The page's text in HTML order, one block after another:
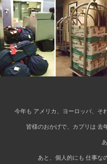
今年も アメリカ、ヨーロッパ、それ
皆様のおかげで、カプリは 去年に
ありがとうござ
あと、個人的にも 仕事なのに ホ